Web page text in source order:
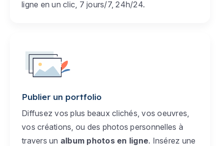
ligne en un clic, 7 jours/7, 24h/24.
Publier un portfolio
Diffusez vos plus beaux clichés, vos oeuvres,
vos créations, ou des photos personnelles à
travers un album photos en ligne. Insérez une